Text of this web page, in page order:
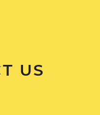
US